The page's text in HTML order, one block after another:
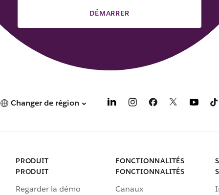
DÉMARRER
Changer de région
PRODUIT
PRODUIT
Regarder la démo
FONCTIONNALITÉS
FONCTIONNALITÉS
Canaux